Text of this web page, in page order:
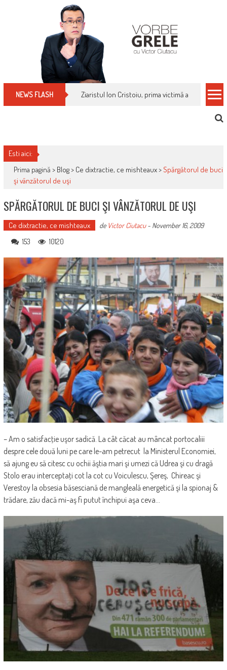
NEWS FLASH Ziaristul Ion Cristoiu, prima victimă a noi
Esti aici:
Prima pagină > Blog> Ce dixtractie, ce mishteaux>Spărgătorul de buci
şi vânzătorul de uşi
SPĂRGĂTORUL DE BUCI ŞI VÂNZĂTORUL DE UŞI
Ce dixtractie, ce mishteaux de Victor Ciutacu- November 16, 2009
153 10120
– Am o satisfacţie uşor sadică. La cât căcat au mâncat portocaliii
despre cele două luni pe care le-am petrecut la Ministerul Economiei,
să ajung eu să citesc cu ochii ăştia mari şi umezi că Udrea şi cu dragă
Stolo erau interceptaţi cot la cot cu Voiculescu, Şereş, Chireac şi
Verestoy la obsesia băsesciană de mangleală energetică şi la spionaj &
trădare, zău dacă mi-aş fi putut închipui aşa ceva…